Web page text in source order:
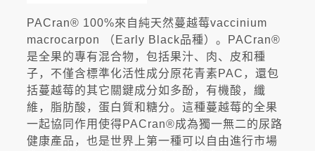
PACran® 100%來自純天然蔓越莓vaccinium
macrocarpon （Early Black品種）。PACran®
是全果的專有混合物，包括果汁、肉、皮和種
子，不僅含標準化活性成分原花青素PAC，還包
括蔓越莓的其它關鍵成分如多酚，有機酸，纖
維，脂肪酸，蛋白質和糖分。這種蔓越莓的全果
一起協同作用使得PACran®成為獨一無二的尿路
健康產品，也是世界上第一種可以自由進行市場